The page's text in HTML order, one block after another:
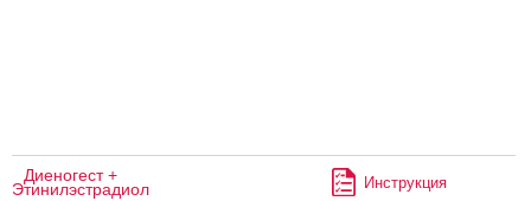
Диеногест +
Этинилэстрадиол Инструкция